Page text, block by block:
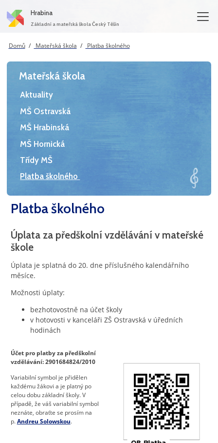
Hrabina
Základní a mateřská škola Český Těšín
Domů Mateřská škola Platba školného
Mateřská škola
Aktuality
MŠ Ostravská
MŠ Hrabinská
MŠ Hornická
Třídy MŠ
Platba školného
Platba školného
Úplata za předškolní vzdělávání v mateřské
škole
Úplata je splatná do 20. dne příslušného kalendářního
měsíce.
Možnosti úplaty:
bezhotovostně na účet školy
v hotovosti v kanceláři ZŠ Ostravská v úředních
hodinách
Účet pro platbyza předškolní
vzdělávání: 2901684824/2010
Variabilní symbol je přidělen
každému žákovi a je platný po
celou dobu základní školy. V
případě, že váš variabilní symbol
neznáte, obraťte se prosím na
p.Andreu Solowskou.